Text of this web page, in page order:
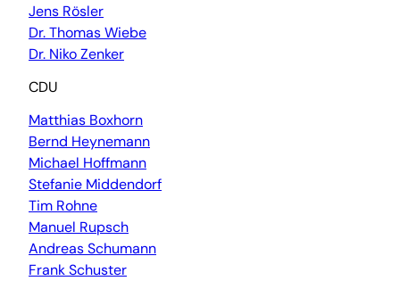
Jens Rösler
Dr. Thomas Wiebe
Dr. Niko Zenker
CDU
Matthias Boxhorn
Bernd Heynemann
Michael Hoffmann
Stefanie Middendorf
Tim Rohne
Manuel Rupsch
Andreas Schumann
Frank Schuster